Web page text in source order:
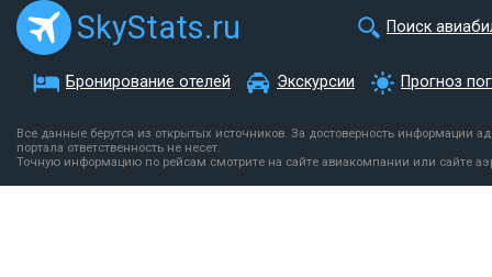
SkyStats.ru Поиск
Бронирование отелей Экскурсии Прогноз
Все данные берутся из открытых источников. За достоверность информации
портала ответственность не несет.
Точную информацию по рейсам смотрите на сайте авиакомпании или сайте